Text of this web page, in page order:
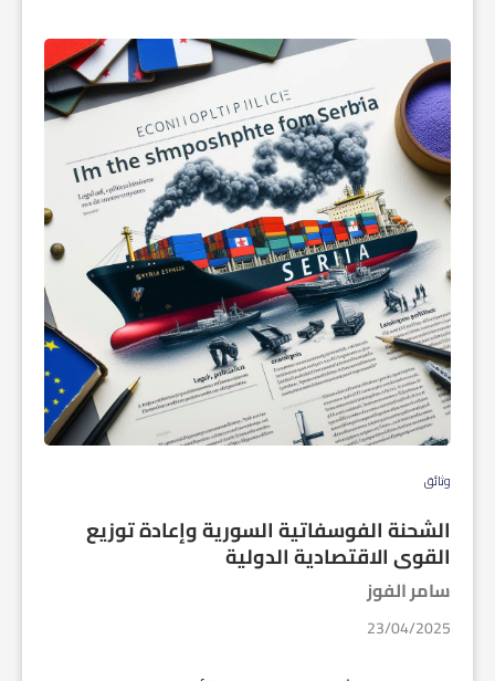
وثائق
الشحنة الفوسفاتية السورية وإعادة توزيع
القوى الاقتصادية الدولية
سامر الفوز
23/04/2025